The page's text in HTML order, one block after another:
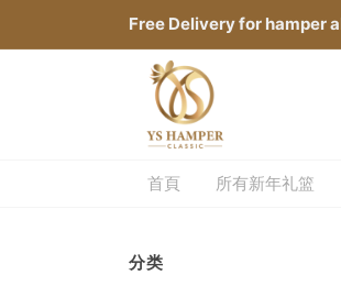
Free Delivery for hamper
首頁 所有新年礼篮
分类